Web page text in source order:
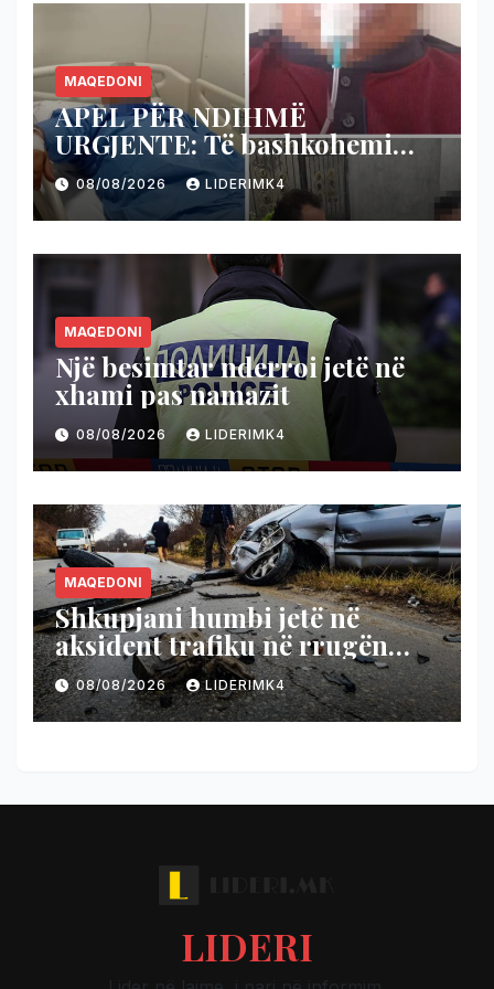
MAQEDONI
APEL PËR NDIHMË
URGJENTE: Të bashkohemi
për shpëtimin e veteranit
kumanovar të dy luftërave
08/08/2026 LIDERIMK4
MAQEDONI
Një besimtar nderroi jetë në
xhami pas namazit
08/08/2026 LIDERIMK4
MAQEDONI
Shkupjani humbi jetë në
aksident trafiku në rrugën
Gostivar – Kërçovë!
08/08/2026 LIDERIMK4
LIDERI